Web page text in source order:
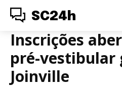
SC24h
Inscrições
pré-vestibular
Joinville